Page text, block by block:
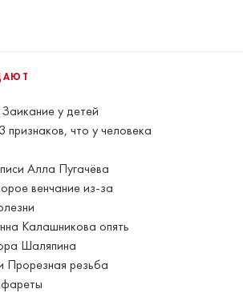
Заикание у детей
признаков, что у человека
Алла Пугачёва
венчание из-за
Калашникова опять
Шаляпина
Прорезная резьба